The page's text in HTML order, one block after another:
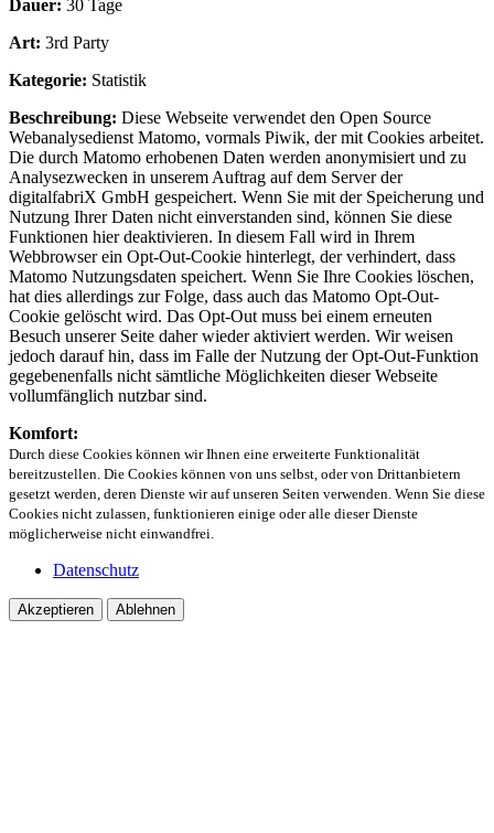
Dauer: 30 Tage
Art: 3rd Party
Kategorie: Statistik
Beschreibung: Diese Webseite verwendet den Open Source
Webanalysedienst Matomo, vormals Piwik, der mit Cookies arbeitet.
Die durch Matomo erhobenen Daten werden anonymisiert und zu
Analysezwecken in unserem Auftrag auf dem Server der
digitalfabriX GmbH gespeichert. Wenn Sie mit der Speicherung und
Nutzung Ihrer Daten nicht einverstanden sind, können Sie diese
Funktionen hier deaktivieren. In diesem Fall wird in Ihrem
Webbrowser ein Opt-Out-Cookie hinterlegt, der verhindert, dass
Matomo Nutzungsdaten speichert. Wenn Sie Ihre Cookies löschen,
hat dies allerdings zur Folge, dass auch das Matomo Opt-Out-
Cookie gelöscht wird. Das Opt-Out muss bei einem erneuten
Besuch unserer Seite daher wieder aktiviert werden. Wir weisen
jedoch darauf hin, dass im Falle der Nutzung der Opt-Out-Funktion
gegebenenfalls nicht sämtliche Möglichkeiten dieser Webseite
vollumfänglich nutzbar sind.
Komfort:
Durch diese Cookies können wir Ihnen eine erweiterte Funktionalität
bereitzustellen. Die Cookies können von uns selbst, oder von Drittanbietern
gesetzt werden, deren Dienste wir auf unseren Seiten verwenden. Wenn Sie diese
Cookies nicht zulassen, funktionieren einige oder alle dieser Dienste
möglicherweise nicht einwandfrei.
Datenschutz
Akzeptieren Ablehnen